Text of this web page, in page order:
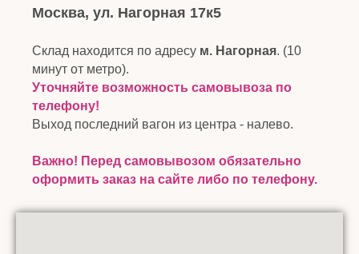
Москва, ул. Нагорная 17к5
Склад находится по адресу м. Нагорная. (10
минут от метро).
Уточняйте возможность самовывоза по
телефону!
Выход последний вагон из центра - налево.
Важно! Перед самовывозом обязательно
оформить заказ на сайте либо по телефону.